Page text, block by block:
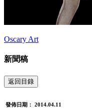
Oscary Art
新聞稿
返回目錄
發佈日期： 2014.04.11